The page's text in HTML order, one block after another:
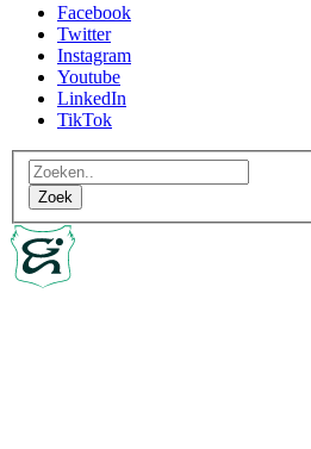
Facebook
Twitter
Instagram
Youtube
LinkedIn
TikTok